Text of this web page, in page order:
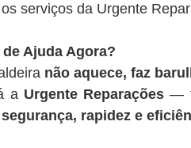
serviços da Urgente
Ajuda Agora?
não aquece, faz
a Urgente Reparações —
segurança, rapidez e